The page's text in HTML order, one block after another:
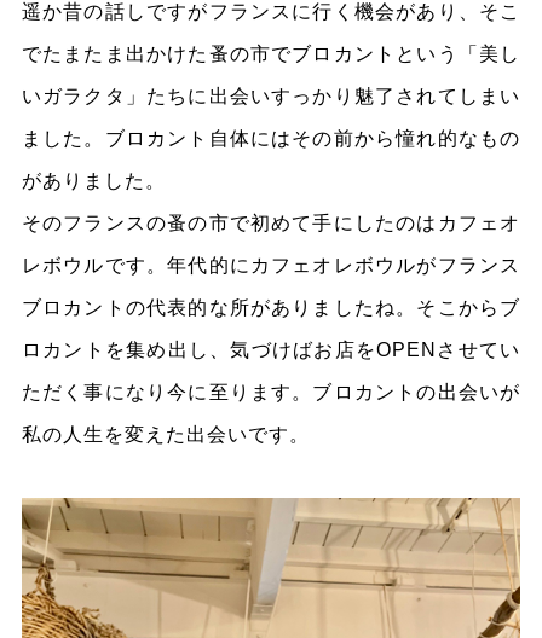
遥か昔の話しですがフランスに行く機会があり、そこ
でたまたま出かけた蚤の市でブロカントという「美し
いガラクタ」たちに出会いすっかり魅了されてしまい
ました。ブロカント自体にはその前から憧れ的なもの
がありました。
そのフランスの蚤の市で初めて手にしたのはカフェオ
レボウルです。年代的にカフェオレボウルがフランス
ブロカントの代表的な所がありましたね。そこからブ
ロカントを集め出し、気づけばお店をOPENさせてい
ただく事になり今に至ります。ブロカントの出会いが
私の人生を変えた出会いです。